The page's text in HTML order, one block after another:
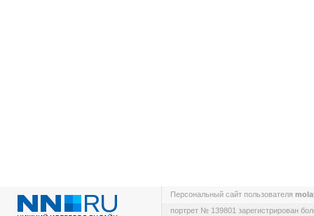
Персональный сайт пользователя
портрет № 139801 зарегистрирован